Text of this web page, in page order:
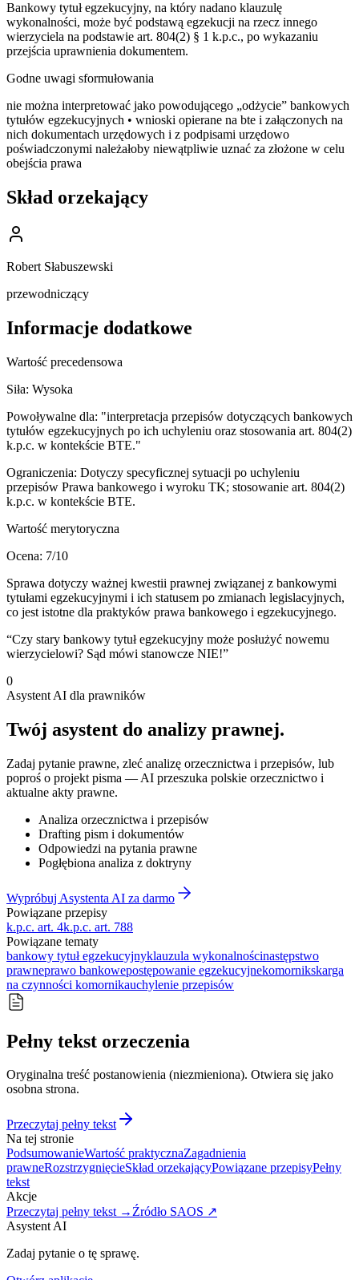
Bankowy tytuł egzekucyjny, na który nadano klauzulę
wykonalności, może być podstawą egzekucji na rzecz innego
wierzyciela na podstawie art. 804(2) § 1 k.p.c., po wykazaniu
przejścia uprawnienia dokumentem.
Godne uwagi sformułowania
nie można interpretować jako powodującego „odżycie” bankowych
tytułów egzekucyjnych • wnioski opierane na bte i załączonych na
nich dokumentach urzędowych i z podpisami urzędowo
poświadczonymi należałoby niewątpliwie uznać za złożone w celu
obejścia prawa
Skład orzekający
Robert Słabuszewski
przewodniczący
Informacje dodatkowe
Wartość precedensowa
Siła: Wysoka
Powoływalne dla: "interpretacja przepisów dotyczących bankowych
tytułów egzekucyjnych po ich uchyleniu oraz stosowania art. 804(2)
k.p.c. w kontekście BTE."
Ograniczenia: Dotyczy specyficznej sytuacji po uchyleniu
przepisów Prawa bankowego i wyroku TK; stosowanie art. 804(2)
k.p.c. w kontekście BTE.
Wartość merytoryczna
Ocena: 7/10
Sprawa dotyczy ważnej kwestii prawnej związanej z bankowymi
tytułami egzekucyjnymi i ich statusem po zmianach legislacyjnych,
co jest istotne dla praktyków prawa bankowego i egzekucyjnego.
“Czy stary bankowy tytuł egzekucyjny może posłużyć nowemu
wierzycielowi? Sąd mówi stanowcze NIE!”
0
Asystent AI dla prawników
Twój asystent do analizy prawnej.
Zadaj pytanie prawne, zleć analizę orzecznictwa i przepisów, lub
poproś o projekt pisma — AI przeszuka polskie orzecznictwo i
aktualne akty prawne.
Analiza orzecznictwa i przepisów
Drafting pism i dokumentów
Odpowiedzi na pytania prawne
Pogłębiona analiza z doktryny
Wypróbuj Asystenta AI za darmo
Powiązane przepisy
k.p.c. art. 4k.p.c. art. 788
Powiązane tematy
bankowy tytuł egzekucyjnyklauzula wykonalnościnastępstwo
prawneprawo bankowepostępowanie egzekucyjnekomornikskarga
na czynności komornikauchylenie przepisów
Pełny tekst orzeczenia
Oryginalna treść postanowienia (niezmieniona). Otwiera się jako
osobna strona.
Przeczytaj pełny tekst
Na tej stronie
PodsumowanieWartość praktycznaZagadnienia
prawneRozstrzygnięcieSkład orzekającyPowiązane przepisyPełny
tekst
Akcje
Przeczytaj pełny tekst →Źródło SAOS ↗
Asystent AI
Zadaj pytanie o tę sprawę.